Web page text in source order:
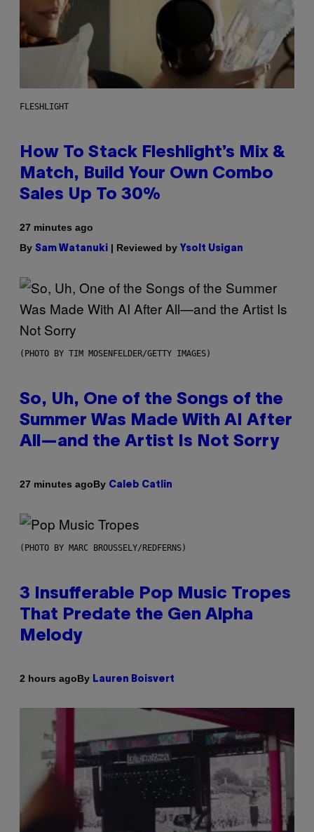
FLESHLIGHT
How To Stack Fleshlight’s Mix &
Match, Build Your Own Combo
Sales Up To 30%
27 minutes ago
By Sam Watanuki | Reviewed by Ysolt Usigan
(PHOTO BY TIM MOSENFELDER/GETTY IMAGES)
So, Uh, One of the Songs of the
Summer Was Made With AI After
All—and the Artist Is Not Sorry
27 minutes agoBy Caleb Catlin
(PHOTO BY MARC BROUSSELY/REDFERNS)
3 Insufferable Pop Music Tropes
That Predate the Gen Alpha
Melody
2 hours agoBy Lauren Boisvert